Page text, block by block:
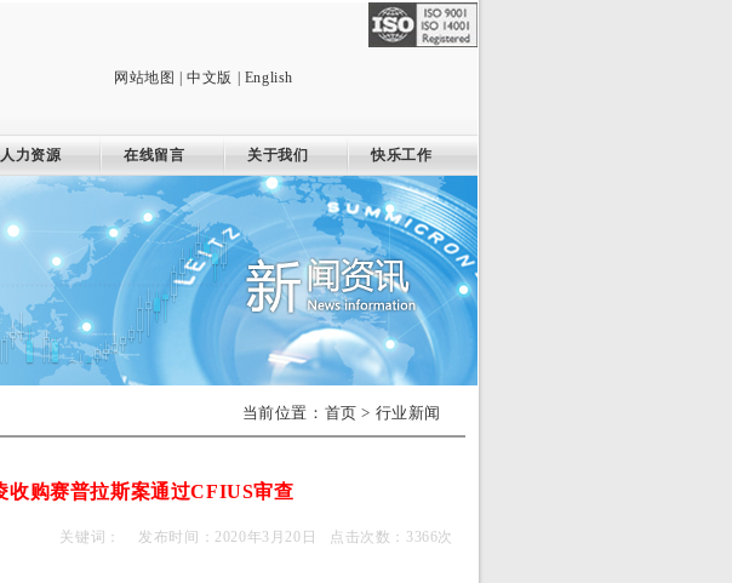
网站地图 |中文版 English
人力资源 在线留言 关于我们 快乐工作
当前位置： 首页 > 行业新闻
收购赛普拉斯案通过CFIUS审查
关键词： 发布时间：2020年3月20日 点击次数：3366次